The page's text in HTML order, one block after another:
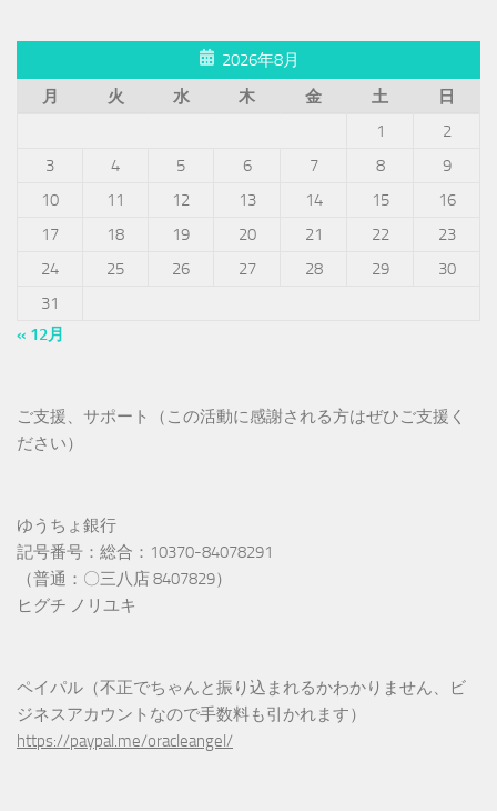
2026年8月
月
火 水 木 金 土
日
1
2
3
4 5 6 7 8
9
10
11 12 13 14 15
16
17
18 19 20 21 22
23
24
25 26 27 28 29
30
31
« 12月
ご支援、サポート（この活動に感謝される方はぜひご支援く
ださい）
ゆうちょ銀行
記号番号：総合：10370-84078291
（普通：〇三八店 8407829）
ヒグチ ノリユキ
ペイパル（不正でちゃんと振り込まれるかわかりません、ビ
ジネスアカウントなので手数料も引かれます）
https://paypal.me/oracleangel/